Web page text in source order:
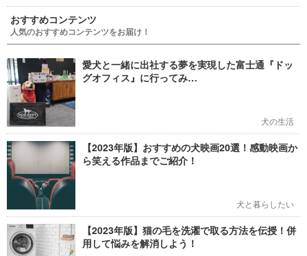
おすすめコンテンツ
人気のおすすめコンテンツをお届け！
愛犬と一緒に出社する夢を実現した富士通『ドッ
グオフィス』に行ってみ…
犬の生活
【2023年版】おすすめの犬映画20選！感動映画か
ら笑える作品までご紹介！
犬と暮らしたい
【2023年版】猫の毛を洗濯で取る方法を伝授！併
用して悩みを解消しよう！